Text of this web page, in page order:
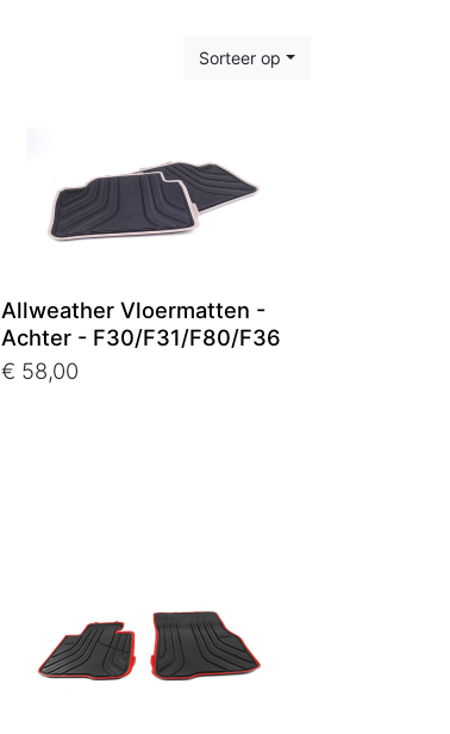
Sorteer op
Allweather Vloermatten -
Achter - F30/F31/F80/F36
€ 58,00